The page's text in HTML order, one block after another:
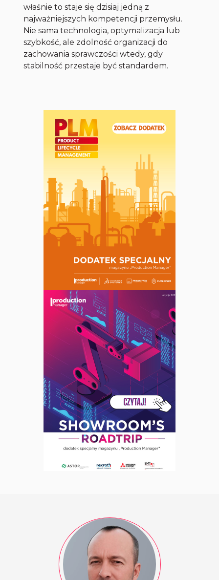
właśnie to staje się dzisiaj jedną z
najważniejszych kompetencji przemysłu.
Nie sama technologia, optymalizacja lub
szybkość, ale zdolność organizacji do
zachowania sprawczości wtedy, gdy
stabilność przestaje być standardem.